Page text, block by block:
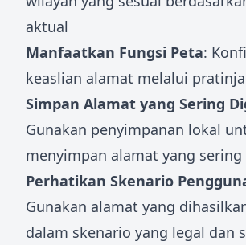
aktual
Manfaatkan Fungsi Peta:
keaslian alamat melalui
Simpan Alamat yang Sering
Gunakan penyimpanan lokal
menyimpan alamat yang
Perhatikan Skenario
Gunakan alamat yang
dalam skenario yang legal dan